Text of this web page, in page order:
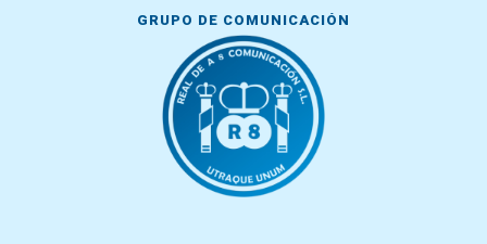
GRUPO DE COMUNICACIÓN